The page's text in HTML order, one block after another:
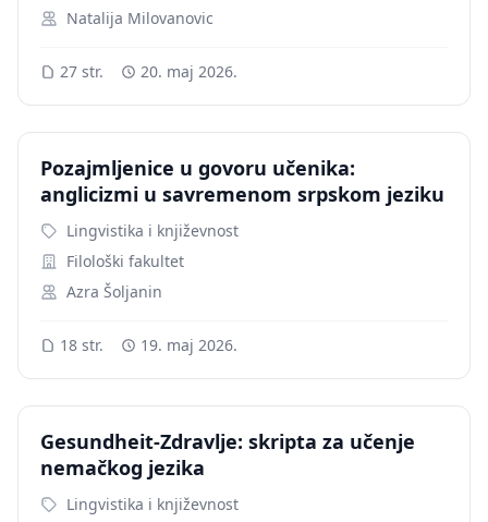
Natalija Milovanovic
27 str. 20. maj 2026.
Pozajmljenice u govoru učenika:
anglicizmi u savremenom srpskom jeziku
Lingvistika i književnost
Filološki fakultet
Azra Šoljanin
18 str. 19. maj 2026.
Gesundheit-Zdravlje: skripta za učenje
nemačkog jezika
Lingvistika i književnost